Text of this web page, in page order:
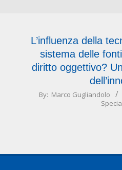
L’influenza della
sistema delle
diritto oggettivo?
2025-
By: Marco Gugliandolo